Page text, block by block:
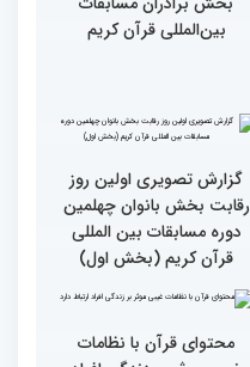
گزارش تصویری بازدید
کریم از باغ موزه دفاع
مقدس(بخش دوم)
جزئیات دومین روز رقابت
بخش برادران مسابقات
بین‌المللی قرآن کریم